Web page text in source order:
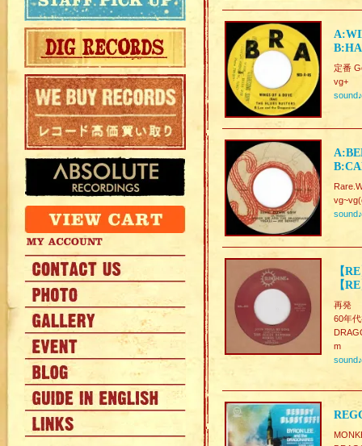
定番
vg+
sound♪
sound♪
【
【
再発
60年
m
sound♪